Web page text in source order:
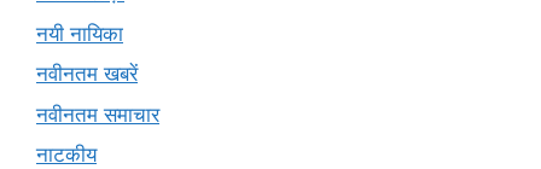
नयी नायिका
नवीनतम खबरें
नवीनतम समाचार
नाटकीय